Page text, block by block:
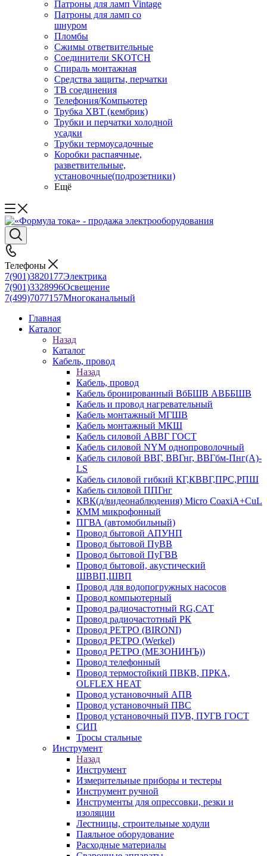
Патроны для ламп Vintage
Патроны для ламп со
шнуром
Пломбы
Сжимы ответвительные
Соединители SKOTCH
Спираль монтажная
Средства защиты, перчатки
ТВ соединения
Телефония/Компьютер
Трубка ХВТ (кембрик)
Трубки и перчатки холодной
усадки
Трубки термоусадочные
Коробки распаячные,
разветвительные,
установочные(подрозетники)
Ещё
Телефоны
7(901)3820177Электрика
7(901)3328996Освещение
7(499)7077157Многоканальный
Главная
Каталог
Назад
Каталог
Кабель, провод
Назад
Кабель, провод
Кабель бронированный ВбБШВ АВББШВ
Кабель и провод нагревательный
Кабель монтажный МГШВ
Кабель монтажный МКШ
Кабель силовой АВВГ ГОСТ
Кабель силовой NYM однопроволочный
Кабель силовой ВВГ, ВВГнг, ВВГбм-Пнг(А)-
LS
Кабель силовой гибкий КГ,КВВГ,ПРС,РПШ
Кабель силовой ППГнг
КВК(д/видеонаблюдения) Micro CoaxiA+CuL
КММ микрофонный
ПГВА (автомобильный)
Провод бытовой АПУНП
Провод бытовой ПуВВ
Провод бытовой ПуГВВ
Провод бытовой, акустический
ШВВП,ШВП
Провод для водопогружных насосов
Провод компьютерный
Провод радиочастотный RG,САТ
Провод радиочастотный РК
Провод РЕТРО (BIRONI)
Провод РЕТРО (Werkel)
Провод РЕТРО (МЕЗОНИНЪ))
Провод телефонный
Провод термостойкий ПВКВ, ПРКА,
OLFLEX HEAT
Провод установочный АПВ
Провод установочный ПВС
Провод установочный ПУВ, ПУГВ ГОСТ
СИП
Тросы стальные
Инструмент
Назад
Инструмент
Измерительные приборы и тестеры
Инструмент ручной
Инструменты для опрессовки, резки и
изоляции
Лестницы, строительные ходули
Паяльное оборудование
Расходные материалы